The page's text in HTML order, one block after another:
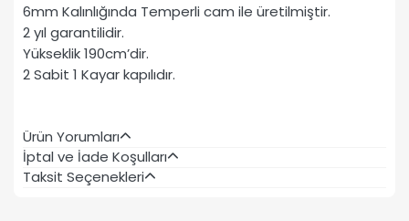
6mm Kalınlığında Temperli cam ile üretilmiştir.
2 yıl garantilidir.
Yükseklik 190cm’dir.
2 Sabit 1 Kayar kapılıdır.
Ürün Yorumları
İptal ve İade Koşulları
Taksit Seçenekleri